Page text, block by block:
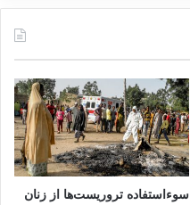
سوءاستفاده تروریست‌ها از زنان